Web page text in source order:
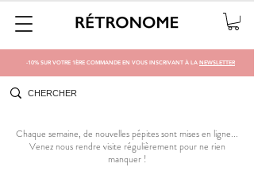
-10% SUR VOTRE 1ÈRE COMMANDE EN VOUS INSCRIVANT À LA NEWSLETTER
Chaque semaine, de nouvelles pépites sont mises en ligne...
Venez nous rendre visite régulièrement pour ne rien
manquer !